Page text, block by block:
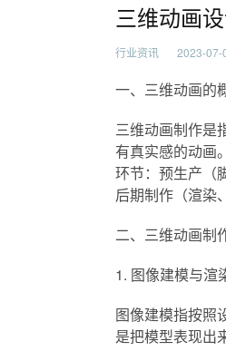
三维动画
行业资讯 2023-07-
一、三维动画的
三维动画制作是
有真实感的动画
环节：预生产（
后期制作（渲染
二、三维动画制
1. 图像建模与渲
图像建模指按照
是把模型表现出